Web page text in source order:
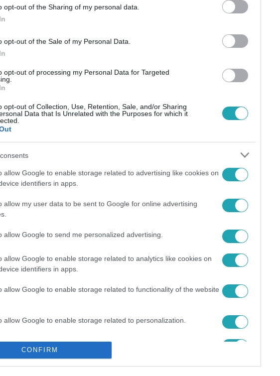
opt-out of the Sharing of my personal data.
opt-out of the Sale of my Personal Data.
opt-out of processing my Personal Data for Targeted
opt-out of Collection, Use, Retention, Sale, and/or Sharing
Data that Is Unrelated with the Purposes for which it
allow Google to enable storage related to advertising like cookies on
identifiers in apps.
allow my user data to be sent to Google for online advertising
allow Google to send me personalized advertising.
allow Google to enable storage related to analytics like cookies on
identifiers in apps.
allow Google to enable storage related to functionality of the website
allow Google to enable storage related to personalization.
allow Google to enable storage related to security, including
functionality and fraud prevention, and other user protection.
CONFIRM
Glória személyében. További
októberben az RTL+-on!
legyen a Google-találatokban!
#ÓNODI ESZTER #SCHERER PÉTER